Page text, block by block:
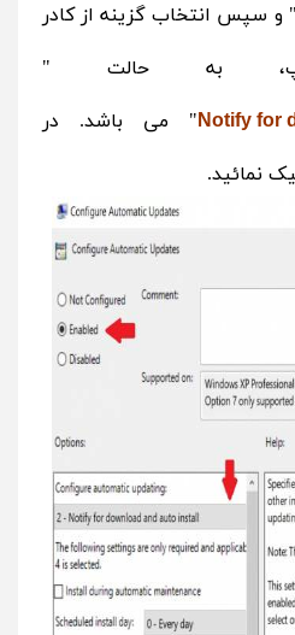
" و سپس انتخاب گزینه از کادر
به حالت "
Notify for " می باشد. در